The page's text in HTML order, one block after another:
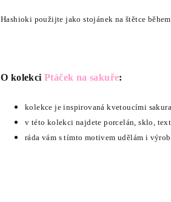
Hashioki použijte jako stojánek na štětce
O kolekciPtáček na sakuře:
kolekce je inspirovaná kvetoucími
v této kolekci najdete porcelán, sklo,
ráda vám s tímto motivem udělám i